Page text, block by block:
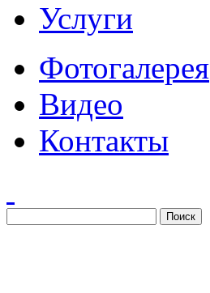
Услуги
Фотогалерея
Видео
Контакты